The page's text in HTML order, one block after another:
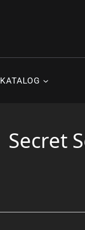
KATALOG
Secret